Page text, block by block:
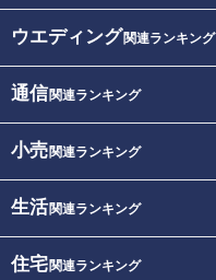
ウエディング関連ランキング
通信関連ランキング
小売関連ランキング
生活関連ランキング
住宅関連ランキング